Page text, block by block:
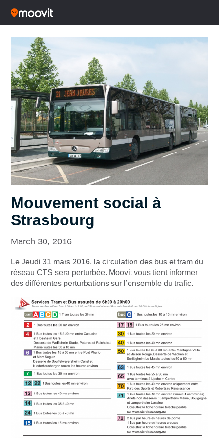
Mouvement social à
Strasbourg
March 30, 2016
Le Jeudi 31 mars 2016, la circulation des bus et tram du
réseau CTS sera perturbée. Moovit vous tient informer
des différentes perturbations sur l’ensemble du trafic.